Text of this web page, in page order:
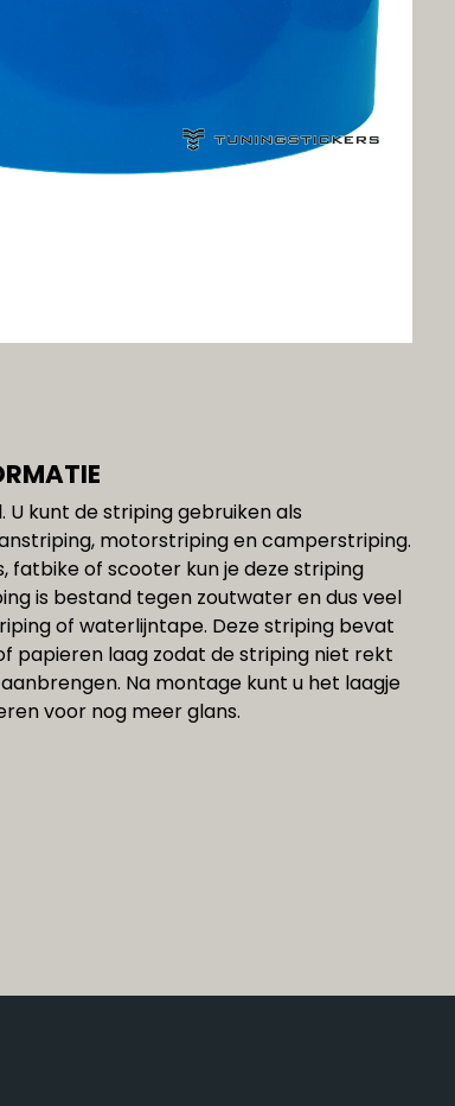
kunt de striping gebruiken als
motorstriping en camperstriping.
fatbike of scooter kun je deze striping
is bestand tegen zoutwater en dus veel
of waterlijntape. Deze striping bevat
papieren laag zodat de striping niet rekt
Na montage kunt u het laagje
voor nog meer glans.